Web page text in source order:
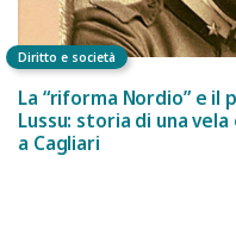
Diritto e società
La “riforma Nordio” e il
Lussu: storia di una
a Cagliari